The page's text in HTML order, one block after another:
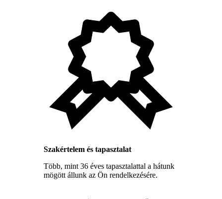
Szakértelem és tapasztalat
Több, mint 36 éves tapasztalattal a hátunk
mögött állunk az Ön rendelkezésére.